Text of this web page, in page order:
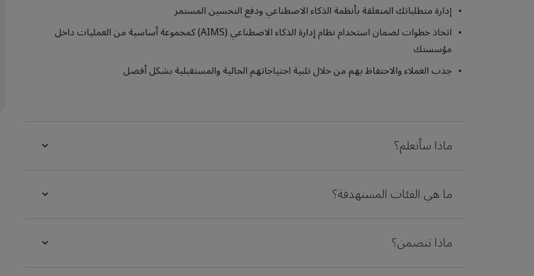
إدارة متطلباتك المتعلقة بأنظمة الذكاء الاصطناعي ودفع التحسين المستمر
اتخاذ خطوات لضمان استخدام نظام إدارة الذكاء الاصطناعي (AIMS) كمجموعة أساسية من العمليات داخل
مؤسستك
جذب العملاء والاحتفاظ بهم من خلال تلبية احتياجاتهم الحالية والمستقبلية بشكل أفضل
ماذا سأتعلم؟
ما هي الفئات المستهدفة؟
ماذا تتضمن؟